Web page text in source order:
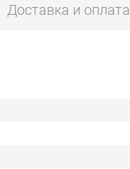
Доставка и оплата